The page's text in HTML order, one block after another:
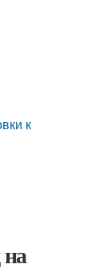
к